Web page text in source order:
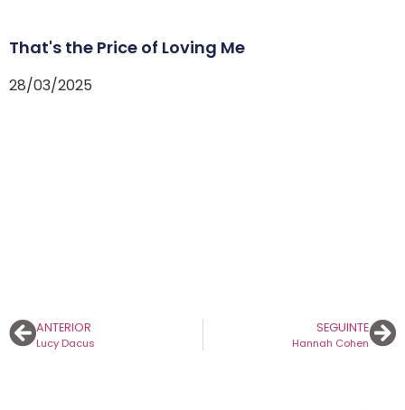
That's the Price of Loving Me
28/03/2025
ANTERIOR
Lucy Dacus
SEGUINTE
Hannah Cohen